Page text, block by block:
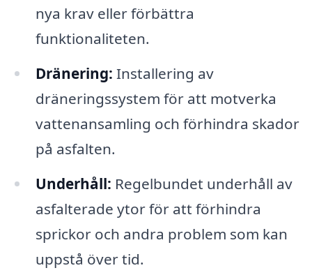
nya krav eller förbättra
funktionaliteten.
Dränering: Installering av
dräneringssystem för att motverka
vattenansamling och förhindra skador
på asfalten.
Underhåll: Regelbundet underhåll av
asfalterade ytor för att förhindra
sprickor och andra problem som kan
uppstå över tid.